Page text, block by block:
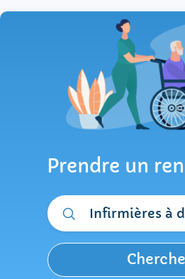
Prendre un
Infirmières à